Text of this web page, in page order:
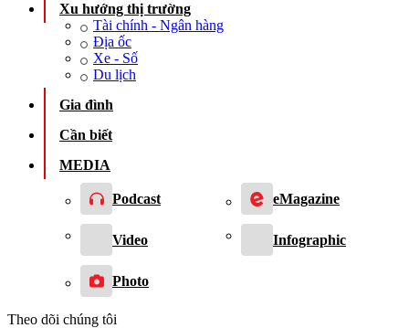
Xu hướng thị trường
Tài chính - Ngân hàng
Địa ốc
Xe - Số
Du lịch
Gia đình
Cần biết
MEDIA
Podcast eMagazine
Video Infographic
Photo
Theo dõi chúng tôi